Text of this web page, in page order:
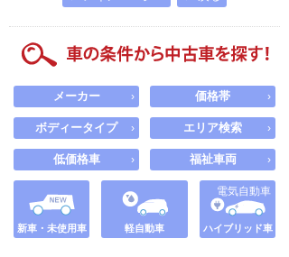
メーカー › 価格帯 ›
ボディータイプ › エリア検索 ›
低価格車 › 福祉車両 ›
新車・未使用車 軽自動車
電気自動車
ハイブリッド車